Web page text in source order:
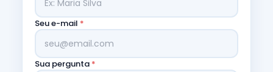
Seu e-mail *
Sua pergunta *